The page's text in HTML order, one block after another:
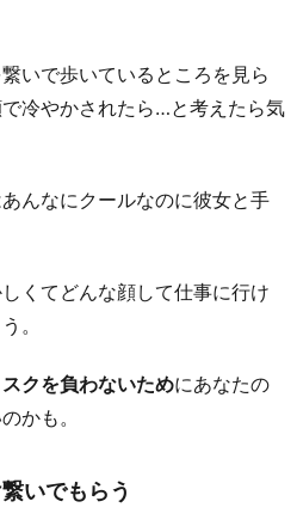
いで歩いているところを見ら
冷やかされたら…と考えたら気
んなにクールなのに彼女と手
くてどんな顔して仕事に行け
。
スクを負わないためにあなたの
かも。
いでもらう